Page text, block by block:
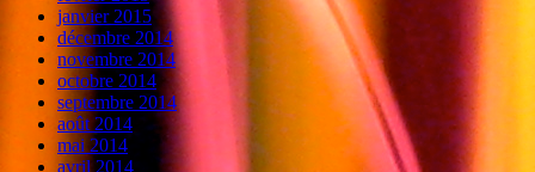
janvier 2015
décembre 2014
novembre 2014
octobre 2014
septembre 2014
août 2014
mai 2014
avril 2014